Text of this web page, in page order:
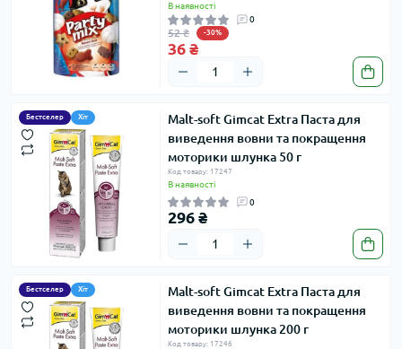
В наявності
0
52 ₴ -30%
36 ₴
Бестселер Хіт
Malt-soft Gimcat Extra Паста для
виведення вовни та покращення
моторики шлунка 50 г
Код товару: 17247
В наявності
0
296 ₴
Бестселер Хіт
Malt-soft Gimcat Extra Паста для
виведення вовни та покращення
моторики шлунка 200 г
Код товару: 17246